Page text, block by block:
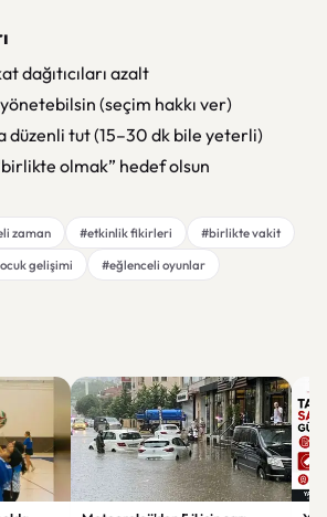
dağıtıcıları azalt
(seçim hakkı ver)
düzenli tut (15–30 dk bile yeterli)
olmak” hedef olsun
zaman #etkinlik fikirleri
#birlikte vakit
gelişimi
#eğlenceli oyunlar